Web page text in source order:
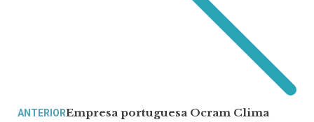
ANTERIOREmpresa portuguesa Ocram Clima